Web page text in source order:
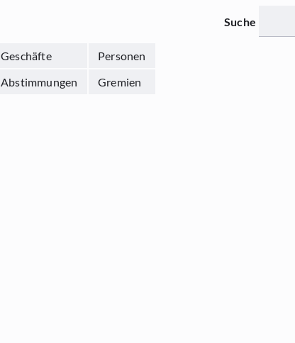
Geschäfte
Personen
Abstimmungen Gremien
Suche